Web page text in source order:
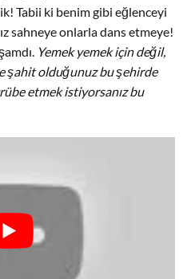
Tabii ki benim gibi eğlenceyi
sahneye onlarla dans etmeye!
Yemek yemek için değil,
şahit olduğunuz bu şehirde
etmek istiyorsanız bu